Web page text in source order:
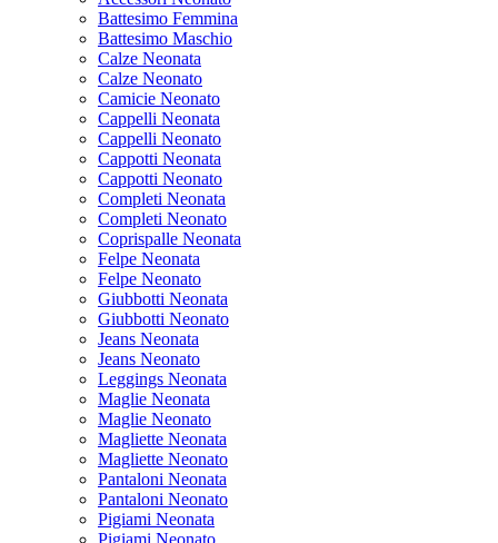
Battesimo Femmina
Battesimo Maschio
Calze Neonata
Calze Neonato
Camicie Neonato
Cappelli Neonata
Cappelli Neonato
Cappotti Neonata
Cappotti Neonato
Completi Neonata
Completi Neonato
Coprispalle Neonata
Felpe Neonata
Felpe Neonato
Giubbotti Neonata
Giubbotti Neonato
Jeans Neonata
Jeans Neonato
Leggings Neonata
Maglie Neonata
Maglie Neonato
Magliette Neonata
Magliette Neonato
Pantaloni Neonata
Pantaloni Neonato
Pigiami Neonata
Pigiami Neonato